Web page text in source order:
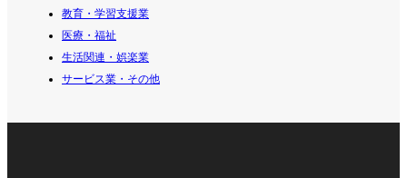
教育・学習支援業
医療・福祉
生活関連・娯楽業
サービス業・その他